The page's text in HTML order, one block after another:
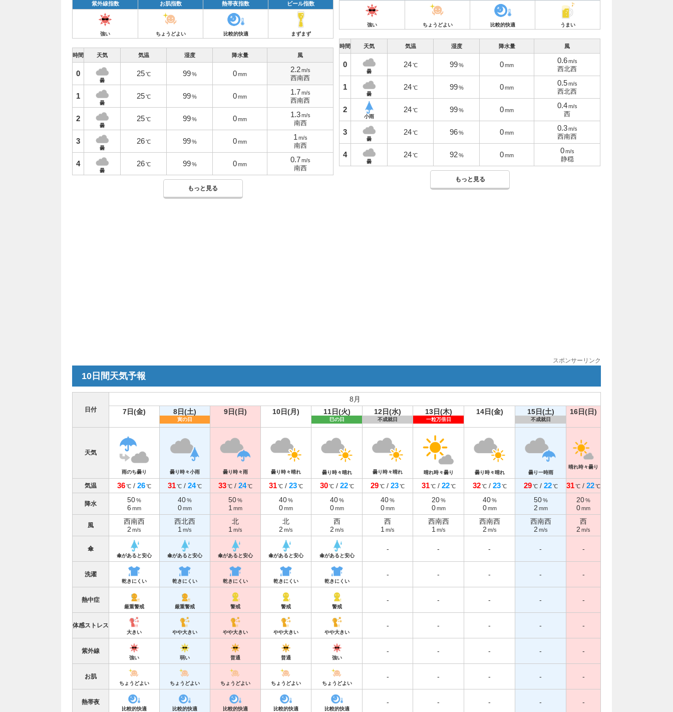
紫外線指数 お肌指数 熱帯夜指数 ビール指数
強い ちょうどよい 比較的快適 まずまず
時間 天気 気温 湿度 降水量 風
0
曇
25 ℃ 99 % 0mm
2.2 m/s
西南西
1
曇
25 ℃ 99 % 0mm
1.7 m/s
西南西
2
曇
25 ℃ 99 % 0mm
1.3 m/s
南西
3
曇
26 ℃ 99 % 0mm
1 m/s
南西
4
曇
26 ℃ 99 % 0mm
0.7 m/s
南西
もっと見る
強い ちょうどよい 比較的快適 うまい
時間 天気 気温 湿度 降水量 風
0
曇
24℃ 99% 0mm
0.6m/s
西北西
1
曇
24℃ 99% 0mm
0.5m/s
西北西
2
小雨
24℃ 99% 0mm
0.4m/s
西
3
曇
24℃ 96% 0mm
0.3m/s
西南西
4
曇
24℃ 92% 0mm
0m/s
静穏
もっと見る
スポンサーリンク
10日間天気予報
日付
8月
7日(金)
8日(土)
寅の日
9日(日) 10日(月) 11日(火)
巳の日
12日(水)
不成就日
13日(木)
一粒万倍日
14日(金) 15日(土)
不成就日
16日(日)
天気
雨のち曇り 曇り時々小雨 曇り時々雨 曇り時々晴れ 曇り時々晴れ 曇り時々晴れ 晴れ時々曇り 曇り時々晴れ 曇り一時雨
晴れ時々曇り
気温 36℃ / 26℃ 31℃ / 24℃ 33℃ / 24℃ 31℃ / 23℃ 30 ℃/ 22 ℃ 29℃ / 23℃ 31 ℃/ 22 ℃ 32 ℃/ 23 ℃ 29 ℃/ 22 ℃ 31℃ / 22℃
降水 50%
6 mm
40%
0mm
50%
1 mm
40%
0mm
40 %
0 mm
40%
0mm
20 %
0 mm
40 %
0 mm
50 %
2 mm
20%
0mm
風
西南西
2 m/s
西北西
1 m/s
北
1 m/s
北
2 m/s
西
2 m/s
西
1 m/s
西南西
1 m/s
西南西
2 m/s
西南西
2 m/s
西
2 m/s
傘
傘があると安心 傘があると安心 傘があると安心 傘があると安心 傘があると安心
- - - - -
洗濯
乾きにくい 乾きにくい 乾きにくい 乾きにくい 乾きにくい
- - - - -
熱中症
厳重警戒 厳重警戒 警戒 警戒 警戒
- - - - -
体感ストレス
大きい やや大きい やや大きい やや大きい やや大きい
- - - - -
紫外線
強い 弱い 普通 普通 強い
- - - - -
お肌
ちょうどよい ちょうどよい ちょうどよい ちょうどよい ちょうどよい
- - - - -
熱帯夜
比較的快適 比較的快適 比較的快適 比較的快適 比較的快適
- - - - -